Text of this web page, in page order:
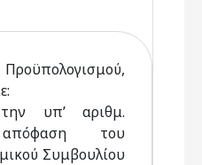
Προϋπολογισμού,
την υπ’ αριθμ.
του
Συμβουλίου